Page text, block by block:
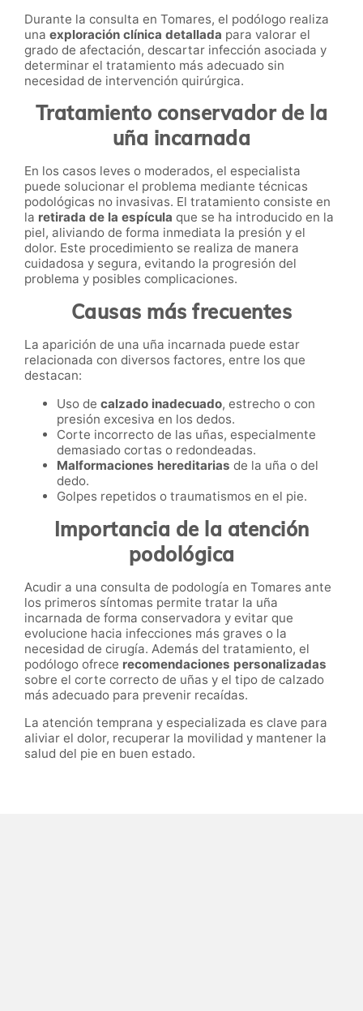
Durante la consulta en Tomares, el podólogo realiza
una exploración clínica detallada para valorar el
grado de afectación, descartar infección asociada y
determinar el tratamiento más adecuado sin
necesidad de intervención quirúrgica.
Tratamiento conservador de la
uña incarnada
En los casos leves o moderados, el especialista
puede solucionar el problema mediante técnicas
podológicas no invasivas. El tratamiento consiste en
la retirada de la espícula que se ha introducido en la
piel, aliviando de forma inmediata la presión y el
dolor. Este procedimiento se realiza de manera
cuidadosa y segura, evitando la progresión del
problema y posibles complicaciones.
Causas más frecuentes
La aparición de una uña incarnada puede estar
relacionada con diversos factores, entre los que
destacan:
Uso de calzado inadecuado, estrecho o con
presión excesiva en los dedos.
Corte incorrecto de las uñas, especialmente
demasiado cortas o redondeadas.
Malformaciones hereditarias de la uña o del
dedo.
Golpes repetidos o traumatismos en el pie.
Importancia de la atención
podológica
Acudir a una consulta de podología en Tomares ante
los primeros síntomas permite tratar la uña
incarnada de forma conservadora y evitar que
evolucione hacia infecciones más graves o la
necesidad de cirugía. Además del tratamiento, el
podólogo ofrece recomendaciones personalizadas
sobre el corte correcto de uñas y el tipo de calzado
más adecuado para prevenir recaídas.
La atención temprana y especializada es clave para
aliviar el dolor, recuperar la movilidad y mantener la
salud del pie en buen estado.